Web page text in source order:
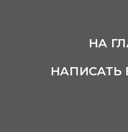
НА
НАПИСАТЬ